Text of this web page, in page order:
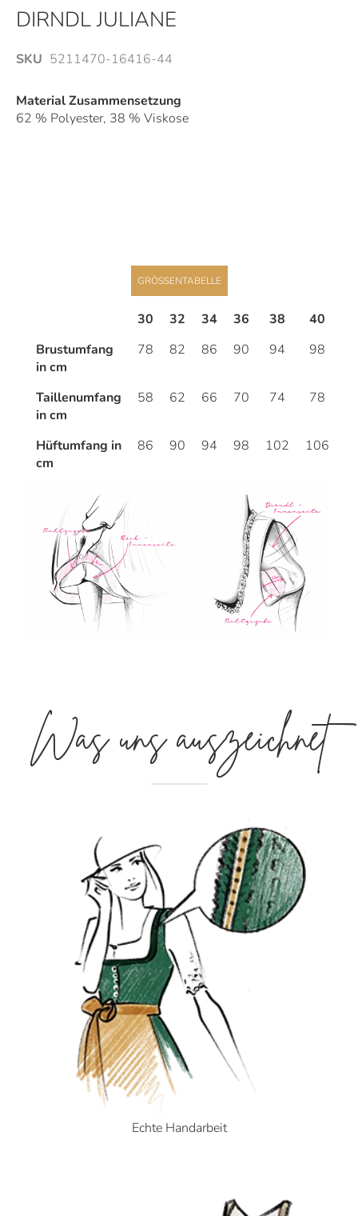
DIRNDL JULIANE
SKU 5211470-16416-44
Material Zusammensetzung
62 % Polyester, 38 % Viskose
Anfang
der
Bildergalerie
springen
GRÖSSENTABELLE
30 32 34 36 38 40
Brustumfang
in cm
78 82 86 90 94 98
Taillenumfang
in cm
58 62 66 70 74 78
Hüftumfang in
cm
86 90 94 98 102 106
Was uns auszeichnet
Echte Handarbeit